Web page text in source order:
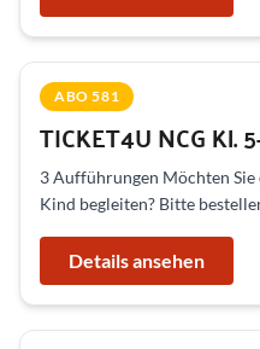
ABO 581
TICKET4U NCG Kl.
3 Aufführungen Möchten
Kind begleiten? Bitte
Details ansehen